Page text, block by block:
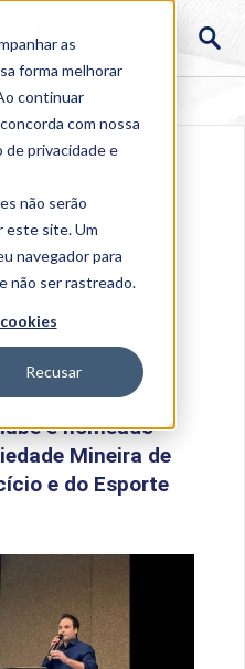
as
forma melhorar
continuar
com nossa
deprivacidade e
não serão
este site. Um
navegador para
não ser rastreado.
Recusar
presidente da
do Exercício e do
é nomeado
Mineira de
e do Esporte